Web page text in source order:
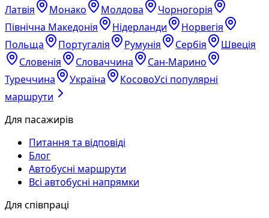
Латвія
Монако Молдова
Чорногорія
Північна Македонія
Нідерланди
Норвегія
Польща
Португалія Румунія Сербія
Швеція
Словенія
Словаччина
Сан-Марино
Туреччина
Україна КосовоУсі популярні
маршрути
Для пасажирів
Питання та відповіді
Блог
Автобусні маршрути
Всі автобусні напрямки
Для співпраці